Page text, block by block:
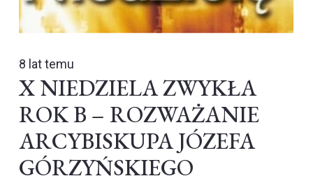
8 lat temu
X NIEDZIELA ZWYKŁA
ROK B – ROZWAŻANIE
ARCYBISKUPA JÓZEFA
GÓRZYŃSKIEGO